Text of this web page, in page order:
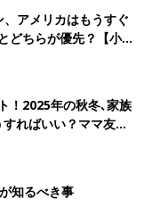
川県川崎市にて廣
門。多くの論文や、
アメリカはもうすぐ
どちらが優先？【小児
！2025年の秋冬､家族
ればいい？ママ友ド
知るべき事